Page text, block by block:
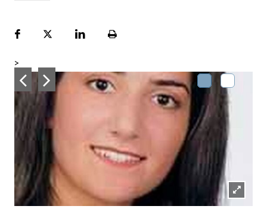
FacebookPlattformLinekdInSeite
>
Lightbox